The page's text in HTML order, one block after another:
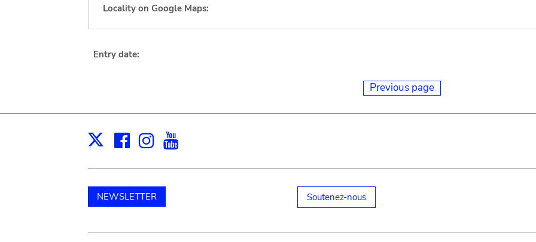
Locality on Google Maps:
Entry date:
Previous page
X Facebook
Instagram
NEWSLETTER Soutenez-nous